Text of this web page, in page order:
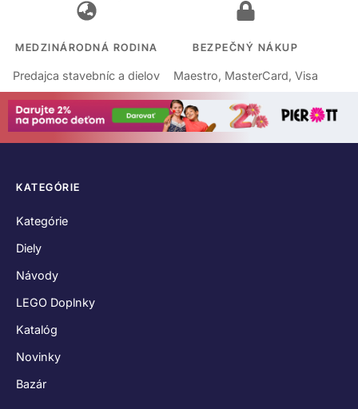
MEDZINÁRODNÁ RODINA
Predajca stavebníc a dielov
BEZPEČNÝ NÁKUP
Maestro, MasterCard, Visa
KATEGÓRIE
Kategórie
Diely
Návody
LEGO Doplnky
Katalóg
Novinky
Bazár